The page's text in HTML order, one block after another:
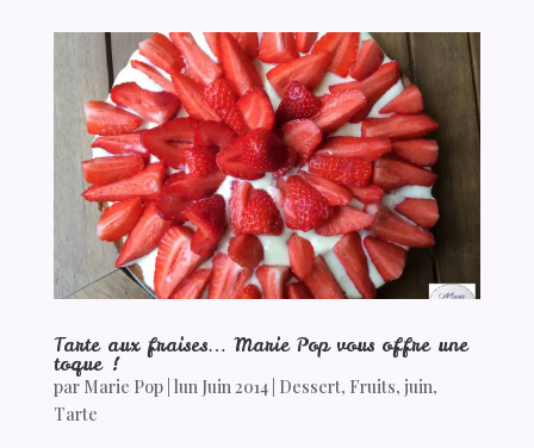
Tarte aux fraises… Marie Pop vous offre une
toque !
par Marie Pop| lun Juin 2014| Dessert, Fruits, juin,
Tarte